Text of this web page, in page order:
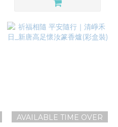
AVAILABLE TIME OVER